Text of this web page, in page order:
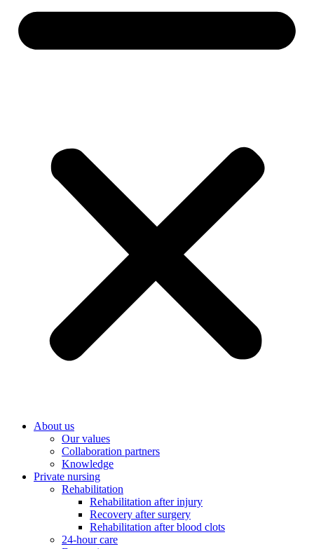
About us
Our values
Collaboration partners
Knowledge
Private nursing
Rehabilitation
Rehabilitation after injury
Recovery after surgery
Rehabilitation after blood clots
24-hour care